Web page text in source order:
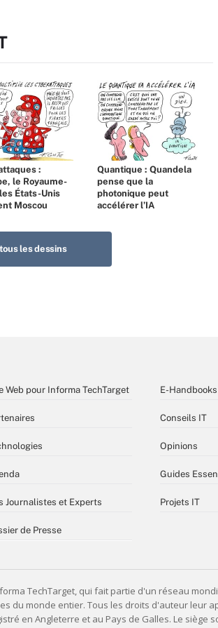
:
le Royaume-
États-Unis
Moscou
Quantique : Quandela
pense que la
photonique peut
accélérer l’IA
les dessins
Web pour Informa TechTarget
Journalistes et Experts
de Presse
E-Handbooks
Conseils IT
Opinions
Guides
Projets IT